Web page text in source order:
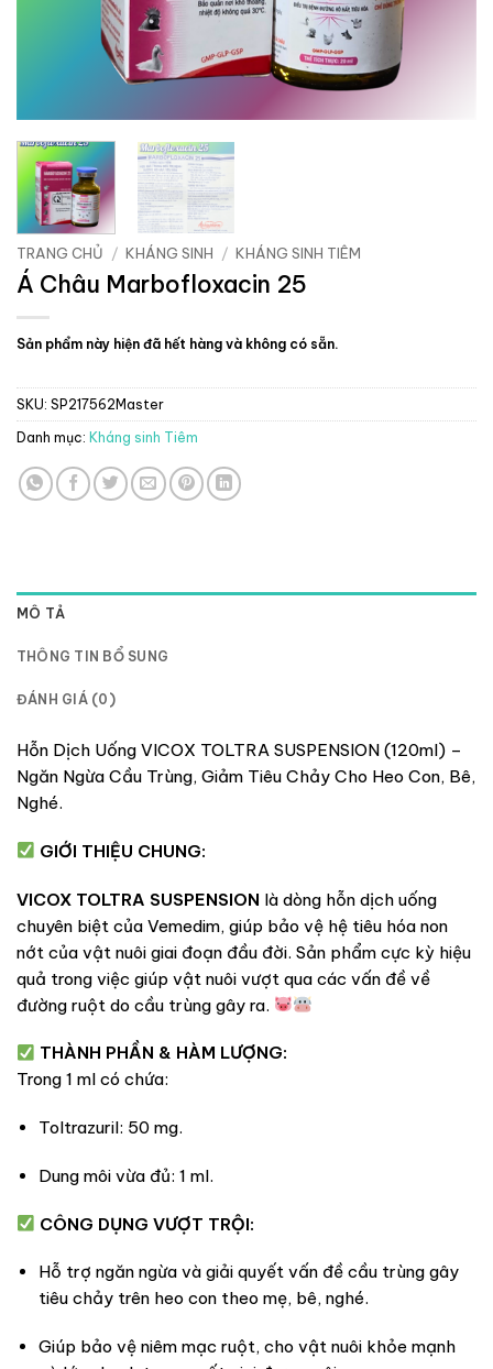
TRANG CHỦ / KHÁNG SINH / KHÁNG SINH TIÊM
Á Châu Marbofloxacin 25
Sản phẩm này hiện đã hết hàng và không có sẵn.
SKU: SP217562Master
Danh mục: Kháng sinh Tiêm
MÔ TẢ
THÔNG TIN BỔ SUNG
ĐÁNH GIÁ (0)
Hỗn Dịch Uống VICOX TOLTRA SUSPENSION (120ml) –
Ngăn Ngừa Cầu Trùng, Giảm Tiêu Chảy Cho Heo Con, Bê,
Nghé.
GIỚI THIỆU CHUNG:
VICOX TOLTRA SUSPENSION là dòng hỗn dịch uống
chuyên biệt của Vemedim, giúp bảo vệ hệ tiêu hóa non
nớt của vật nuôi giai đoạn đầu đời. Sản phẩm cực kỳ hiệu
quả trong việc giúp vật nuôi vượt qua các vấn đề về
đường ruột do cầu trùng gây ra.
THÀNH PHẦN & HÀM LƯỢNG:
Trong 1 ml có chứa:
Toltrazuril: 50 mg.
Dung môi vừa đủ: 1 ml.
CÔNG DỤNG VƯỢT TRỘI:
Hỗ trợ ngăn ngừa và giải quyết vấn đề cầu trùng gây
tiêu chảy trên heo con theo mẹ, bê, nghé.
Giúp bảo vệ niêm mạc ruột, cho vật nuôi khỏe mạnh